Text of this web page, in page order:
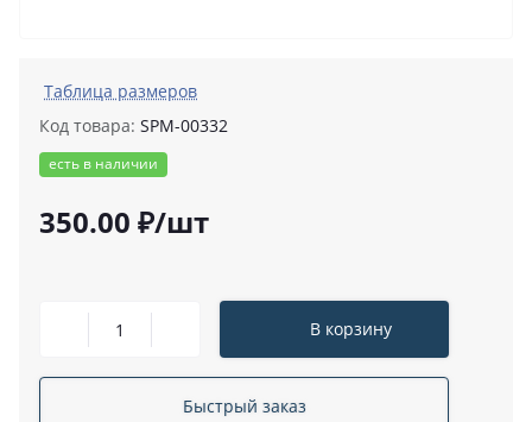
Таблица размеров
Код товара: SPM-00332
есть в наличии
350.00 ₽/шт
В корзину
Быстрый заказ